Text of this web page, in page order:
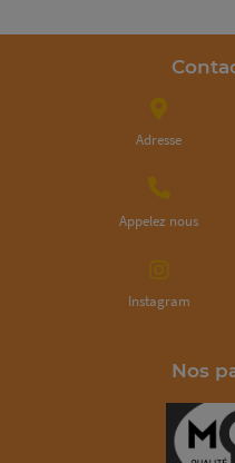
Adresse
Appelez nous
Instagram
Nos